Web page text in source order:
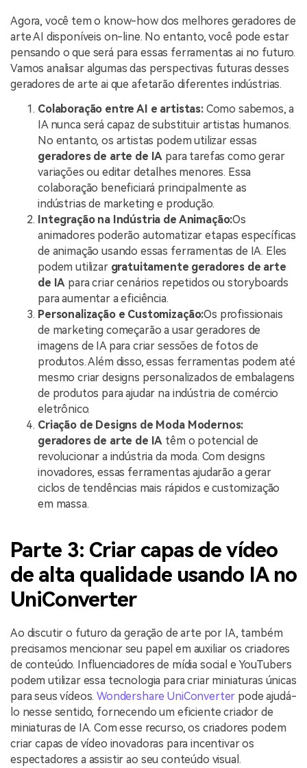
Agora, você tem o know-how dos melhores geradores de
arte AI disponíveis on-line. No entanto, você pode estar
pensando o que será para essas ferramentas ai no futuro.
Vamos analisar algumas das perspectivas futuras desses
geradores de arte ai que afetarão diferentes indústrias.
Colaboração entre AI e artistas:Como sabemos, a
IA nunca será capaz de substituir artistas humanos.
No entanto, os artistas podem utilizar essas
geradores de arte de IA para tarefas como gerar
variações ou editar detalhes menores. Essa
colaboração beneficiará principalmente as
indústrias de marketing e produção.
Integração na Indústria de Animação:Os
animadores poderão automatizar etapas específicas
de animação usando essas ferramentas de IA. Eles
podem utilizar gratuitamente geradores de arte
de IA para criar cenários repetidos ou storyboards
para aumentar a eficiência.
Personalização e Customização:Os profissionais
de marketing começarão a usar geradores de
imagens de IA para criar sessões de fotos de
produtos. Além disso, essas ferramentas podem até
mesmo criar designs personalizados de embalagens
de produtos para ajudar na indústria de comércio
eletrônico.
Criação de Designs de Moda Modernos:
geradores de arte de IA têm o potencial de
revolucionar a indústria da moda. Com designs
inovadores, essas ferramentas ajudarão a gerar
ciclos de tendências mais rápidos e customização
em massa.
Parte 3: Criar capas de vídeo
de alta qualidade usando IA no
UniConverter
Ao discutir o futuro da geração de arte por IA, também
precisamos mencionar seu papel em auxiliar os criadores
de conteúdo. Influenciadores de mídia social e YouTubers
podem utilizar essa tecnologia para criar miniaturas únicas
para seus vídeos.Wondershare UniConverter pode ajudá-
lo nesse sentido, fornecendo um eficiente criador de
miniaturas de IA. Com esse recurso, os criadores podem
criar capas de vídeo inovadoras para incentivar os
espectadores a assistir ao seu conteúdo visual.